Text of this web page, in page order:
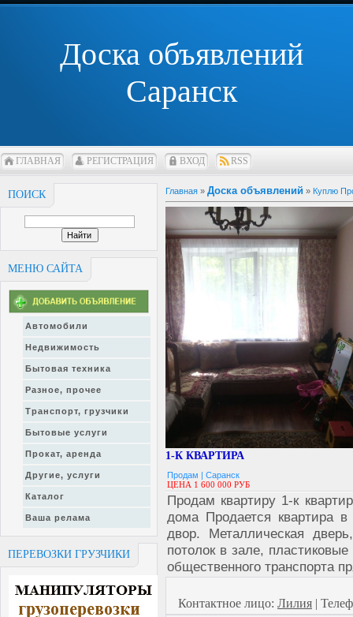
Доска объявлений
Саранск
ГЛАВНАЯ РЕГИСТРАЦИЯ ВХОД RSS
ПОИСК
МЕНЮ САЙТА
Автомобили
Недвижимость
Бытовая техника
Разное, прочее
Транспорт, грузчики
Бытовые услуги
Прокат, аренда
Другие, услуги
Каталог
Ваша релама
ПЕРЕВОЗКИ ГРУЗЧИКИ
Главная » Доска объявлений » Куплю
1-К КВАРТИРА
Продам | Саранск
ЦЕНА 1 600 000 РУБ
Продам квартиру 1-к
дома Продается квартира
двор. Металлическая
потолок в зале,
общественного транспорта
Контактное лицо: Лилия |